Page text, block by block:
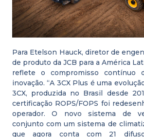
Para Etelson Hauck, diretor de
de produto da JCB para a América
reflete o compromisso contínuo
inovação. “A 3CX Plus é uma
3CX, produzida no Brasil desde
certificação ROPS/FOPS foi
operador. O novo sistema de
conjunto com um sistema de
que agora conta com 21